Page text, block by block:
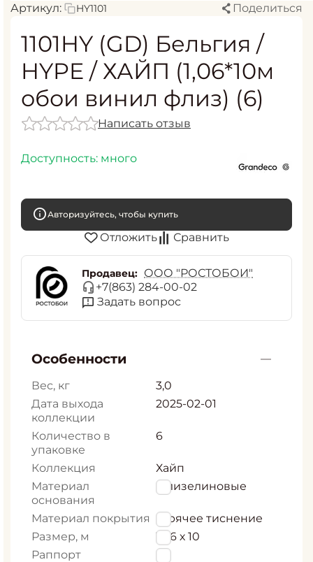
Артикул: HY1101 Поделиться
1101HY (GD) Бельгия /
HYPE / ХАЙП (1,06*10м
обои винил флиз) (6)
Написать отзыв
Доступность: много
Авторизуйтесь, чтобы купить
Отложить Сравнить
Продавец: ООО "РОСТОБОИ"
+7(863) 284-00-02
Задать вопрос
Особенности
Вес, кг
3,0
Дата выхода
коллекции
2025-02-01
Количество в
упаковке
6
Коллекция
Хайп
Материал
основания
Флизелиновые
Материал покрытия Горячее тиснение
Размер, м
1,06 х 10
Раппорт
0